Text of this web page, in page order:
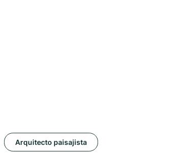
Arquitecto paisajista